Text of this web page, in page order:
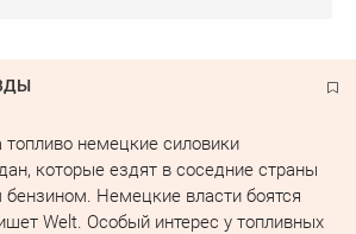
топливо немецкие силовики
которые ездят в соседние страны
Немецкие власти боятся
Welt. Особый интерес у топливных